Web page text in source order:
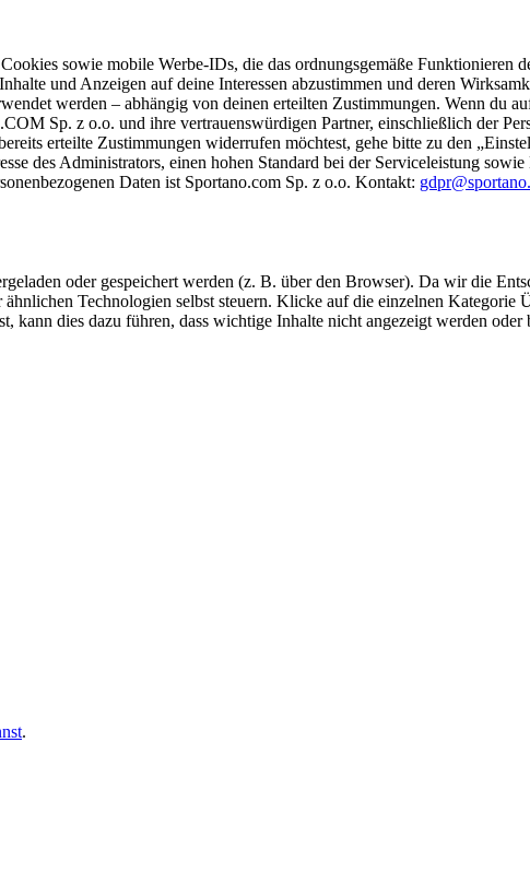
sowie mobile Werbe-IDs, die das ordnungsgemäße Funktionieren
und Anzeigen auf deine Interessen abzustimmen und deren
werden – abhängig von deinen erteilten Zustimmungen. Wenn du
Sp. z o.o. und ihre vertrauenswürdigen Partner, einschließlich der
erteilte Zustimmungen widerrufen möchtest, gehe bitte zu den
des Administrators, einen hohen Standard bei der Serviceleistung
Daten ist Sportano.com Sp. z o.o. Kontakt:
oder gespeichert werden (z. B. über den Browser). Da wir die
Technologien selbst steuern. Klicke auf die einzelnen Kategorie
dies dazu führen, dass wichtige Inhalte nicht angezeigt werden
.